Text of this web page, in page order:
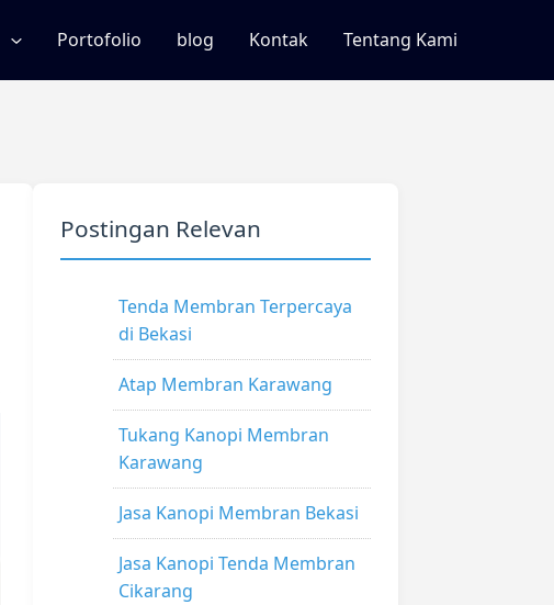
Portofolio blog Kontak Tentang Kami
Postingan Relevan
Tenda Membran Terpercaya
di Bekasi
Atap Membran Karawang
Tukang Kanopi Membran
Karawang
Jasa Kanopi Membran Bekasi
Jasa Kanopi Tenda Membran
Cikarang